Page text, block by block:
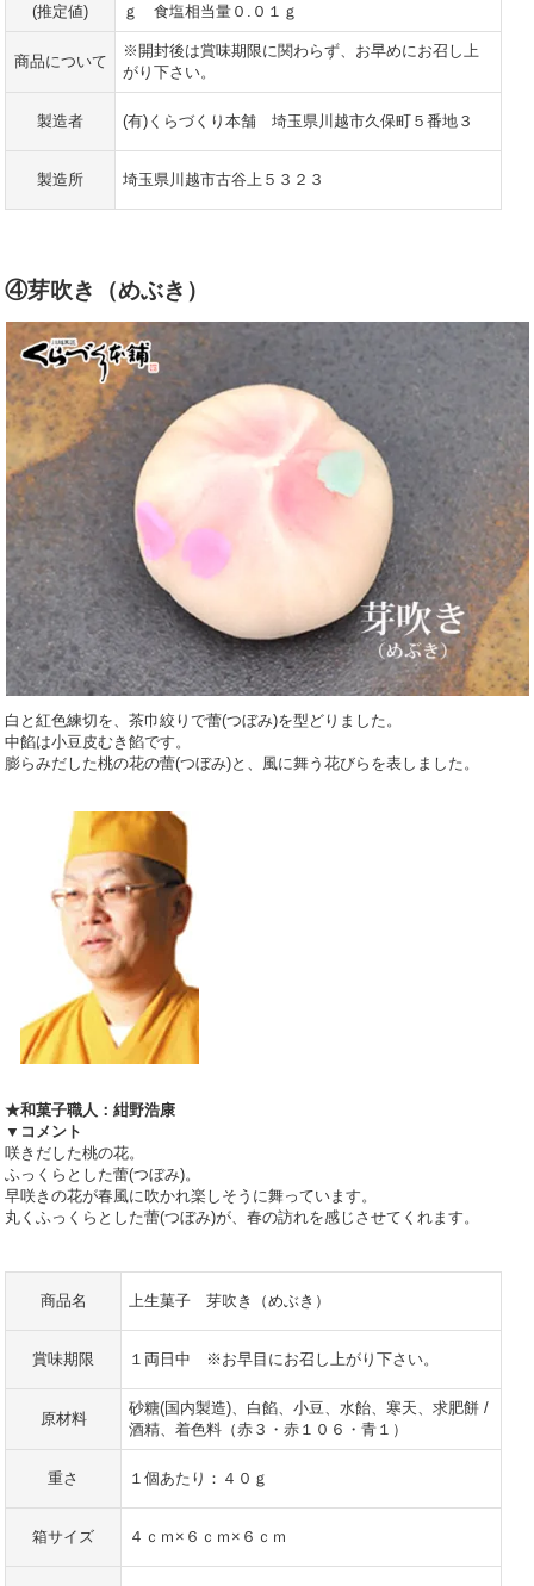
(推定値)
ｇ 食塩相当量０.０１ｇ
商品について
※開封後は賞味期限に関わらず、お早めにお召し上
がり下さい。
製造者 (有)くらづくり本舗 埼玉県川越市久保町５番地３
製造所 埼玉県川越市古谷上５３２３
④芽吹き（めぶき）
白と紅色練切を、茶巾絞りで蕾(つぼみ)を型どりました。
中餡は小豆皮むき餡です。
膨らみだした桃の花の蕾(つぼみ)と、風に舞う花びらを表しました。
★和菓子職人：紺野浩康
▼コメント
咲きだした桃の花。
ふっくらとした蕾(つぼみ)。
早咲きの花が春風に吹かれ楽しそうに舞っています。
丸くふっくらとした蕾(つぼみ)が、春の訪れを感じさせてくれます。
商品名 上生菓子 芽吹き（めぶき）
賞味期限 １両日中 ※お早目にお召し上がり下さい。
原材料
砂糖(国内製造)、白餡、小豆、水飴、寒天、求肥餅 /
酒精、着色料（赤３・赤１０６・青１）
重さ １個あたり：４０ｇ
箱サイズ ４ｃｍ×６ｃｍ×６ｃｍ